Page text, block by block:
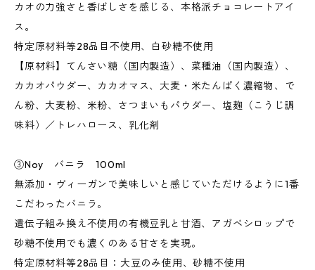
カオの力強さと香ばしさを感じる、本格派チョコレートアイ
ス。
特定原材料等28品目不使用、白砂糖不使用
【原材料】てんさい糖（国内製造）、菜種油（国内製造）、
カカオパウダー、カカオマス、大麦・米たんぱく濃縮物、で
ん粉、大麦粉、米粉、さつまいもパウダー、塩麹（こうじ調
味料）／トレハロース、乳化剤
③Noy バニラ 100ml
無添加・ヴィーガンで美味しいと感じていただけるように1番
こだわったバニラ。
遺伝子組み換え不使用の有機豆乳と甘酒、アガベシロップで
砂糖不使用でも濃くのある甘さを実現。
特定原材料等28品目：大豆のみ使用、砂糖不使用